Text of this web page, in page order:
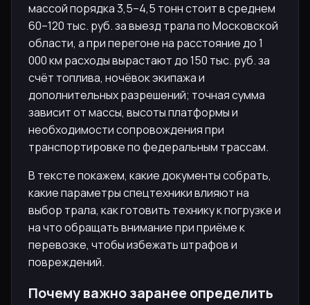
массой порядка 3,5–4,5 тонн стоит в среднем
60–120 тыс. руб. за выезд трала по Московской
области, а при перегоне на расстояние до 1
000 км расходы вырастают до 150 тыс. руб. за
счёт топлива, ночёвок экипажа и
дополнительных разрешений; точная сумма
зависит от массы, высоты платформы и
необходимости сопровождения при
транспортировке по федеральным трассам.
В тексте покажем, какие документы собрать,
какие параметры спецтехники влияют на
выбор трала, как готовить технику к погрузке и
на что обращать внимание при приёме к
перевозке, чтобы избежать штрафов и
повреждений.
Почему важно заранее определить